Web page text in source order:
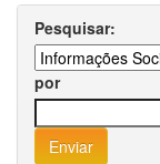
Pesquisar:
por